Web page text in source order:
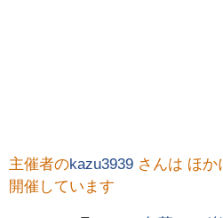
主催者のkazu3939 さんは ほか
開催しています